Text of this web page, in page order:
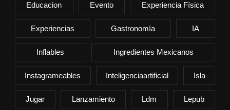
Educacion Evento Experiencia Física
Experiencias Gastronomía IA
Inflables Ingredientes Mexicanos
Instagrameables Inteligenciaartificial Isla
Jugar Lanzamiento Ldm Lepub